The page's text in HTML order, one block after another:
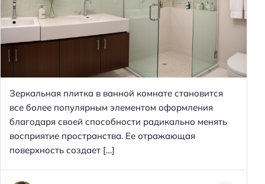
Зеркальная плитка в ванной комнате становится
все более популярным элементом оформления
благодаря своей способности радикально менять
восприятие пространства. Ее отражающая
поверхность создает […]